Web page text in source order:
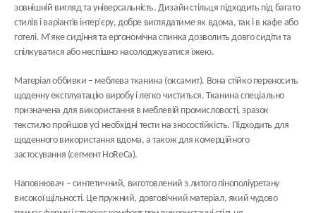
зовнішній вигляд та універсальність. Дизайн стільця підходить під багато
стилів і варіантів інтер'єру, добре виглядатиме як вдома, так і в кафе або
готелі. М'яке сидіння та ергономічна спинка дозволить довго сидіти та
спілкуватися або неспішно насолоджуватися їжею.
Матеріал оббивки – меблева тканина (оксамит). Вона стійко переносить
щоденну експлуатацію виробу і легко чиститься. Тканина спеціально
призначена для використання в меблевій промисловості, зразок
текстилю пройшов усі необхідні тести на зносостійкість. Підходить для
щоденного використання вдома, а також для комерційного
застосування (сегмент HoReCa).
Наповнювач – синтетичний, виготовлений з литого пінополіуретану
високої щільності. Це пружний, довговічний матеріал, який чудово